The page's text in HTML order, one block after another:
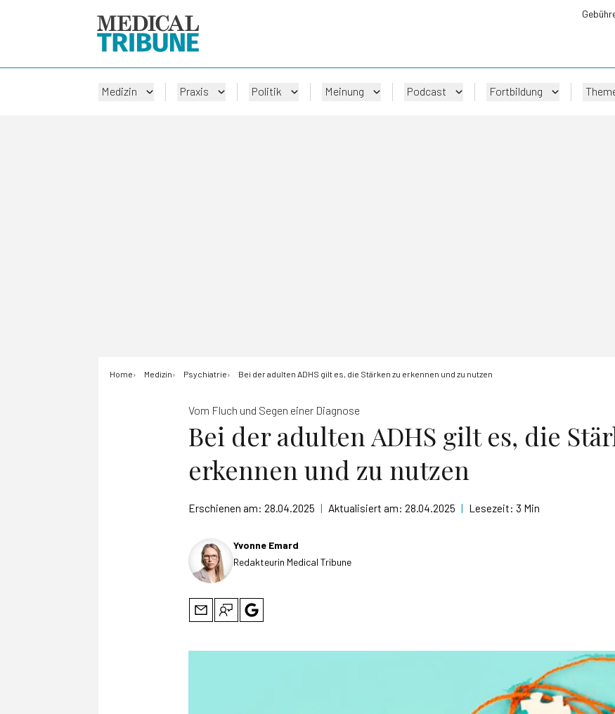
Medizin Praxis Politik Meinung Podcast Fortbildung
Home Medizin Psychiatrie Bei der adulten ADHS gilt es, die Stärken zu erkennen und zu nutzen
Vom Fluch und Segen einer Diagnose
Bei der adulten ADHS gilt es, die
erkennen und zu nutzen
Erschienen am: 28.04.2025 | Aktualisiert am: 28.04.2025 | Lesezeit: 3 Min
Yvonne Emard
Redakteurin Medical Tribune